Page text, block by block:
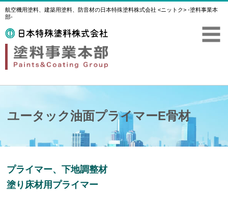
航空機用塗料、建築用塗料、防音材の日本特殊塗料株式会社 <ニットク> -塗料事業本
部-
ユータック油面プライマーE骨材
プライマー、下地調整材
塗り床材用プライマー